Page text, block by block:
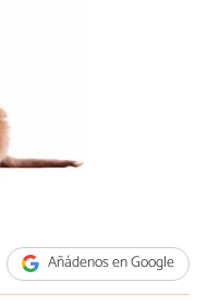
Añádenos en Google